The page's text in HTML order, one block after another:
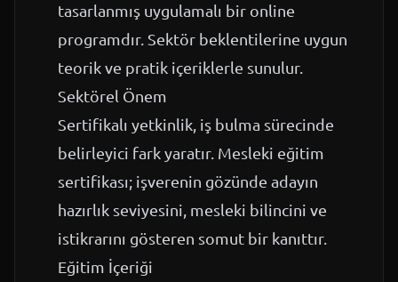
tasarlanmış uygulamalı bir online
programdır. Sektör beklentilerine uygun
teorik ve pratik içeriklerle sunulur.
Sektörel Önem
Sertifikalı yetkinlik, iş bulma sürecinde
belirleyici fark yaratır. Mesleki eğitim
sertifikası; işverenin gözünde adayın
hazırlık seviyesini, mesleki bilincini ve
istikrarını gösteren somut bir kanıttır.
Eğitim İçeriği